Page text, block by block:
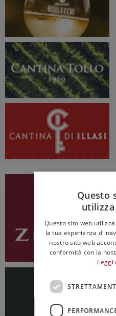
Questo
Questo sito web
la tua esperienza di
nostro sito web
conformità con la
Leggi